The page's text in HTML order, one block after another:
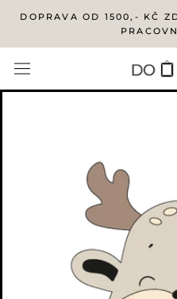
obsah
DOPRAVA OD 1500,- KČ